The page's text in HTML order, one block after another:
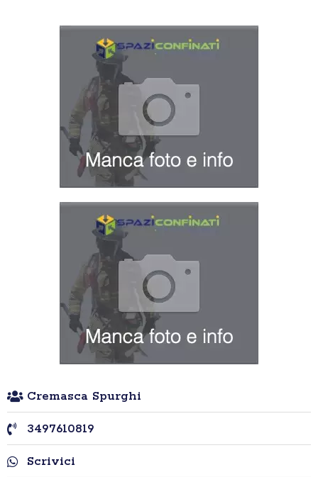
Cremasca Spurghi
3497610819
Scrivici